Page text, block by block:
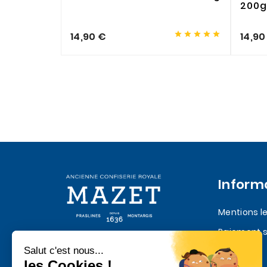
14,90 €     
200g
Quatre siècles de Praslines et de
chocolat depuis 1636
Mentions
Paiement
Livraison